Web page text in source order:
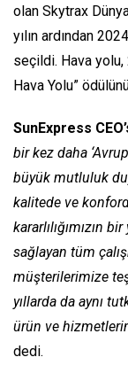
olan Skytrax
yılın ardından
seçildi. Hava yolu,
Hava Yolu”
SunExpress
bir kez daha
büyük mutluluk
kalitede ve
kararlılığımızın
sağlayan tüm
müşterilerimize
yıllarda da aynı
ürün ve
dedi.